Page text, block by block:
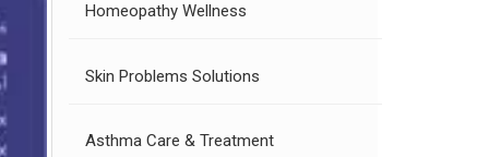
Homeopathy Wellness
Skin Problems Solutions
Asthma Care & Treatment